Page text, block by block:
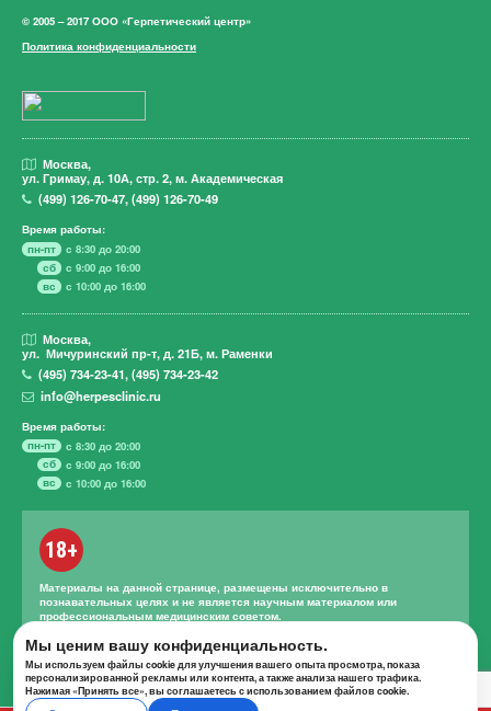
© 2005 – 2017 ООО «Герпетический центр»
Политика конфиденциальности
Москва,
ул. Гримау, д. 10А, стр. 2, м. Академическая
(499)126-70-47,(499)126-70-49
Время работы:
пн-пт
с 8:30 до 20:00
сб
с 9:00 до 16:00
вс
с 10:00 до 16:00
Москва,
ул. Мичуринский пр-т, д. 21Б, м. Раменки
(495)734-23-41,(495)734-23-42
info@herpesclinic.ru
Время работы:
пн-пт
с 8:30 до 20:00
сб
с 9:00 до 16:00
вс
с 10:00 до 16:00
18+
Материалы на данной странице, размещены исключительно в
познавательных целях и не является научным материалом или
профессиональным медицинским советом.
Правильное лечение и назначение лекарственных средств может
проводиться только квалифицированным специалистом с учетом
проведенной диагностики и истории болезни.
Мы ценим вашу конфиденциальность.
Мы используем файлы cookie для улучшения вашего опыта просмотра, показа
персонализированной рекламы или контента, а также анализа нашего трафика.
Нажимая «Принять все», вы соглашаетесь с использованием файлов cookie.